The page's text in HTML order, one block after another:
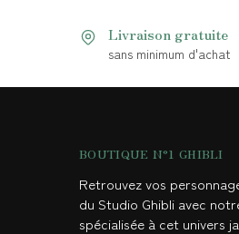
Livraison gratuite
sans minimum d'achat
BOUTIQUE N°1 GHIBLI
Retrouvez vos
du Studio Ghibli avec
spécialisée à cet univers